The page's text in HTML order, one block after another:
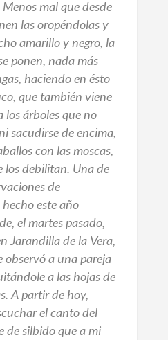
mal que desde
las oropéndolas y
amarillo y negro, la
ponen, nada más
haciendo en ésto
que también viene
los árboles que no
sacudirse de encima,
con las moscas,
los debilitan. Una de
de
este año
el martes pasado,
Jarandilla de la Vera,
observó a una pareja
a las hojas de
A partir de hoy,
el canto del
de silbido que a mi